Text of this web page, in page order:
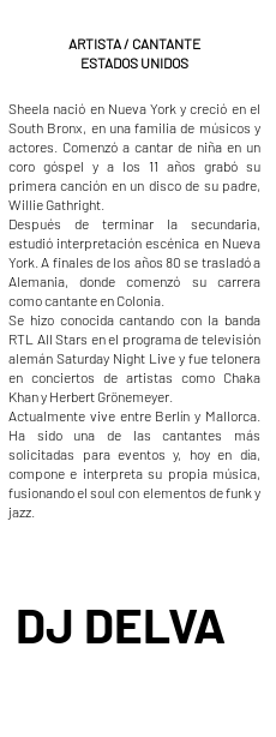
ARTISTA / CANTANTE
ESTADOS UNIDOS
Sheela nació en Nueva York y creció en el
South Bronx, en una familia de músicos y
actores. Comenzó a cantar de niña en un
coro góspel y a los 11 años grabó su
primera canción en un disco de su padre,
Willie Gathright.
Después de terminar la secundaria,
estudió interpretación escénica en Nueva
York. A finales de los años 80 se trasladó a
Alemania, donde comenzó su carrera
como cantante en Colonia.
Se hizo conocida cantando con la banda
RTL All Stars en el programa de televisión
alemán Saturday Night Live y fue telonera
en conciertos de artistas como Chaka
Khan y Herbert Grönemeyer.
Actualmente vive entre Berlín y Mallorca.
Ha sido una de las cantantes más
solicitadas para eventos y, hoy en día,
compone e interpreta su propia música,
fusionando el soul con elementos de funk y
jazz.
DJ DELVA